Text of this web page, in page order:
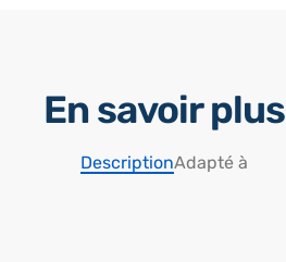
En savoir plus
DescriptionAdapté à